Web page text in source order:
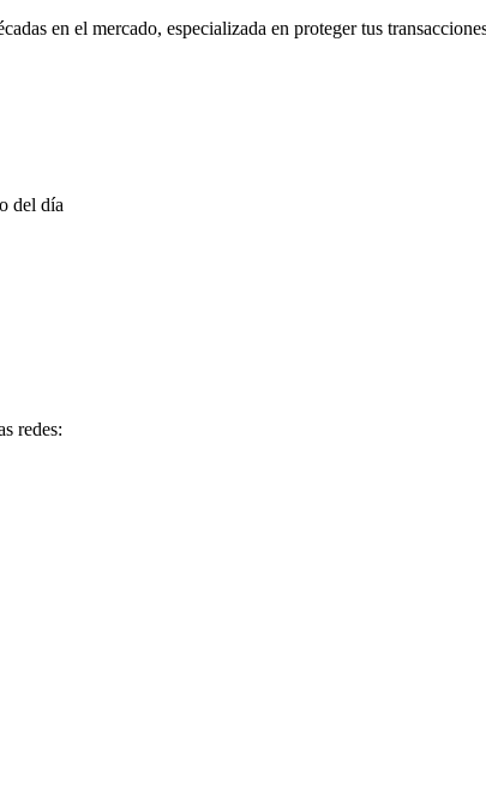
en el mercado, especializada en proteger tus
del día
redes: